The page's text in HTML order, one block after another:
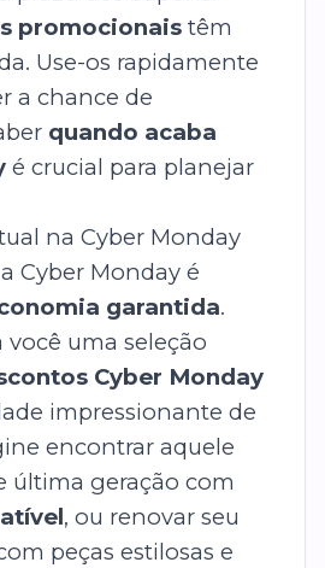
promocionaistêm
Use-os rapidamente
a chance de
quando acaba
é crucial para planejar
na Cyber Monday
Cyber Monday é
garantida.
você uma seleção
Cyber Monday
impressionante de
encontrar aquele
última geração com
, ou renovar seu
peças estilosas e